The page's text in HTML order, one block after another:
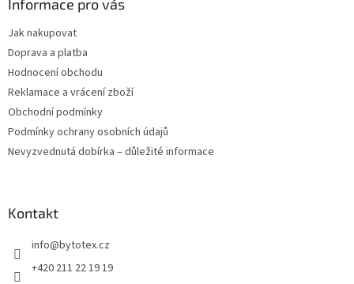
Informace pro vás
Jak nakupovat
Doprava a platba
Hodnocení obchodu
Reklamace a vrácení zboží
Obchodní podmínky
Podmínky ochrany osobních údajů
Nevyzvednutá dobírka – důležité informace
Kontakt
info@bytotex.cz
+420 211 22 19 19